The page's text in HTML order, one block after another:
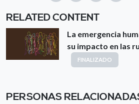
RELATED CONTENT
La emergencia
su impacto en las
FINALIZADO
PERSONAS